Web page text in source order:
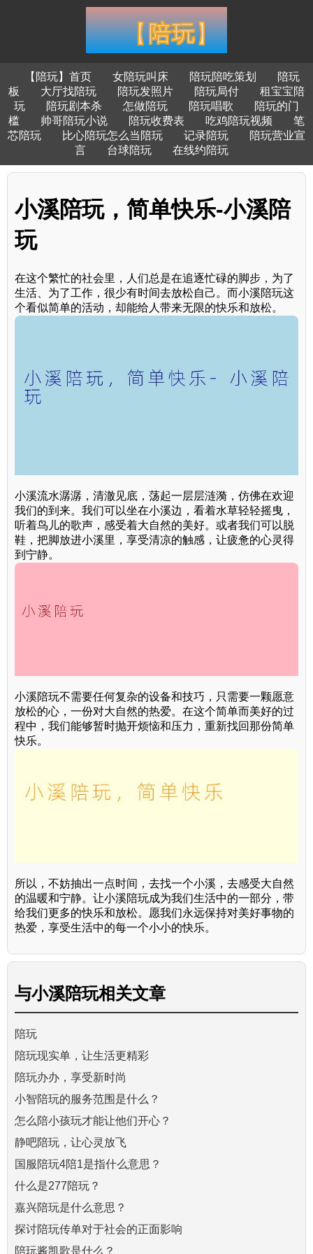
【陪玩】首页 女陪玩叫床 陪玩陪吃策划
陪玩
板
大厅找陪玩 陪玩发照片 陪玩局付
租宝宝陪
玩
陪玩剧本杀 怎做陪玩 陪玩唱歌
陪玩的门
槛
帅哥陪玩小说 陪玩收费表 吃鸡陪玩视频
笔
芯陪玩
比心陪玩怎么当陪玩 记录陪玩
陪玩营业宣
言
台球陪玩 在线约陪玩
小溪陪玩，简单快乐-小溪陪
玩
在这个繁忙的社会里，人们总是在追逐忙碌的脚步，为了
生活、为了工作，很少有时间去放松自己。而小溪陪玩这
个看似简单的活动，却能给人带来无限的快乐和放松。
小溪流水潺潺，清澈见底，荡起一层层涟漪，仿佛在欢迎
我们的到来。我们可以坐在小溪边，看着水草轻轻摇曳，
听着鸟儿的歌声，感受着大自然的美好。或者我们可以脱
鞋，把脚放进小溪里，享受清凉的触感，让疲惫的心灵得
到宁静。
小溪陪玩不需要任何复杂的设备和技巧，只需要一颗愿意
放松的心，一份对大自然的热爱。在这个简单而美好的过
程中，我们能够暂时抛开烦恼和压力，重新找回那份简单
快乐。
所以，不妨抽出一点时间，去找一个小溪，去感受大自然
的温暖和宁静。让小溪陪玩成为我们生活中的一部分，带
给我们更多的快乐和放松。愿我们永远保持对美好事物的
热爱，享受生活中的每一个小小的快乐。
与小溪陪玩相关文章
陪玩
陪玩现实单，让生活更精彩
陪玩办办，享受新时尚
小智陪玩的服务范围是什么？
怎么陪小孩玩才能让他们开心？
静吧陪玩，让心灵放飞
国服陪玩4陪1是指什么意思？
什么是277陪玩？
嘉兴陪玩是什么意思？
探讨陪玩传单对于社会的正面影响
陪玩酱凯歌是什么？